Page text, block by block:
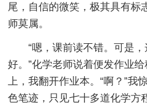
尾，自信的微笑，极其具有标
师莫属。
“嗯，课前读不错。可是
好。”化学老师说着便发作业
上，我翻开作业本。“啊？”我
色笔迹，只见七十多道化学方